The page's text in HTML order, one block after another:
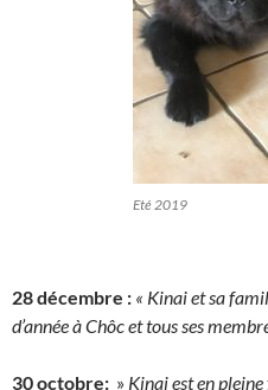
Eté 2019
28 décembre : « Kinai et sa
d’année à Chôc et tous ses
30 octobre: » Kinai est en